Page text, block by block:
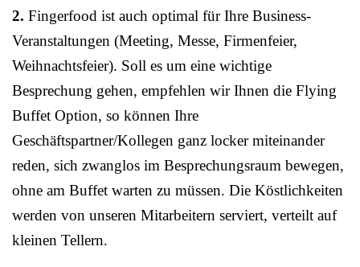
2. Fingerfood ist auch optimal für Ihre Business-
Veranstaltungen (Meeting, Messe, Firmenfeier,
Weihnachtsfeier). Soll es um eine wichtige
Besprechung gehen, empfehlen wir Ihnen die Flying
Buffet Option, so können Ihre
Geschäftspartner/Kollegen ganz locker miteinander
reden, sich zwanglos im Besprechungsraum bewegen,
ohne am Buffet warten zu müssen. Die Köstlichkeiten
werden von unseren Mitarbeitern serviert, verteilt auf
kleinen Tellern.